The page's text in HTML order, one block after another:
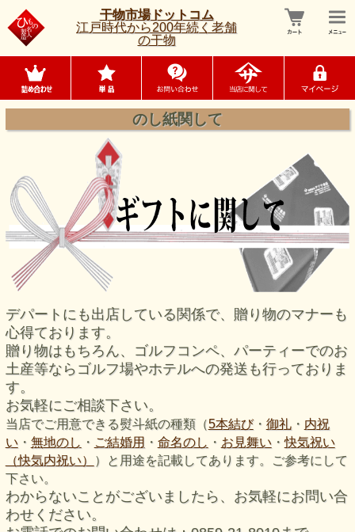
干物市場ドットコム
江戸時代から200年続く老舗
の干物
のし紙関して
デパートにも出店している関係で、贈り物のマナーも
心得ております。
贈り物はもちろん、ゴルフコンペ、パーティーでのお
土産等ならゴルフ場やホテルへの発送も行っておりま
す。
お気軽にご相談下さい。
当店でご用意できる熨斗紙の種類（5本結び・ 御礼・ 内祝
い・ 無地のし ・ ご結婚用 ・ 命名のし ・ お見舞い・快気祝い
（快気内祝い）
）と用途を記載してあります。ご参考にして
下さい。
わからないことがございましたら、お気軽にお問い合
わせください。